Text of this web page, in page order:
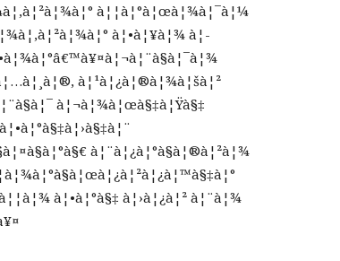
à¦¦à¦°à¦œà¦¾à¦¯à¦¼
à¦•à¦¥à¦¾ à¦­
à¦¹à¦¿à¦®à¦¾à¦šà¦²
à¦¬à¦¾à¦œà§‡à¦Ÿà§‡
à¦¨à¦¿à¦°à§à¦®à¦²à¦¾
à¦•à¦°à§‡ à¦›à¦¿à¦² à¦¨à¦¾